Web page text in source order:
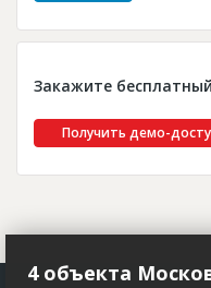
Закажите
Получить демо-
4 объекта